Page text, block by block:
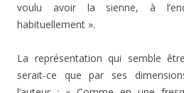
voulu avoir la sienne, à
habituellement ».
La représentation qui semble
serait-ce que par ses